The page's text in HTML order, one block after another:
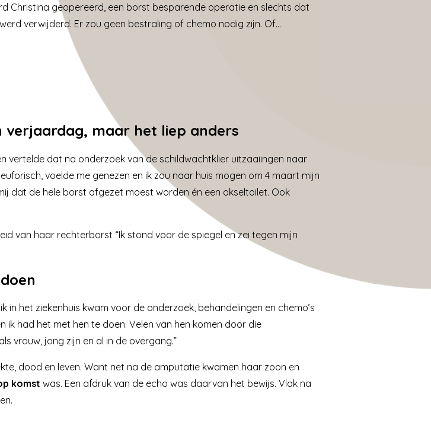
Christina geopereerd, een borst besparende operatie en slechts dat
verwijderd. Er zou geen bestraling of chemo nodig zijn. Of…
verjaardag, maar het liep anders
dat na onderzoek van de schildwachtklier uitzaaiingen naar
voelde me genezen en ik zou naar huis mogen om 4 maart mijn
dat de hele borst afgezet moest worden én een okseltoilet. Ook
van haar rechterborst “Ik stond voor de spiegel en zei tegen mijn
het ziekenhuis kwam voor de onderzoek, behandelingen en chemo’s
ik had het met hen te doen. Velen van hen komen door die
vrouw, jong zijn en al in de overgang.”
dood en leven. Want net na de amputatie kwamen haar zoon en
komst was. Een afdruk van de echo was daarvan het bewijs. Vlak na